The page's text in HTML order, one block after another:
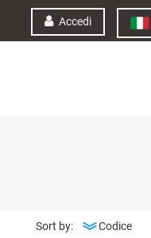
Accedi
Sort by: